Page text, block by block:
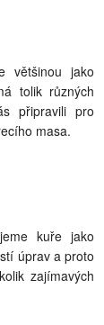
většinou jako
tolik různých
připravili pro
masa.
kuře jako
úprav a proto
zajímavých